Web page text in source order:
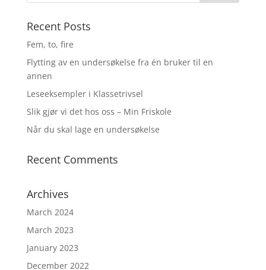
Recent Posts
Fem, to, fire
Flytting av en undersøkelse fra én bruker til en
annen
Leseeksempler i Klassetrivsel
Slik gjør vi det hos oss – Min Friskole
Når du skal lage en undersøkelse
Recent Comments
Archives
March 2024
March 2023
January 2023
December 2022